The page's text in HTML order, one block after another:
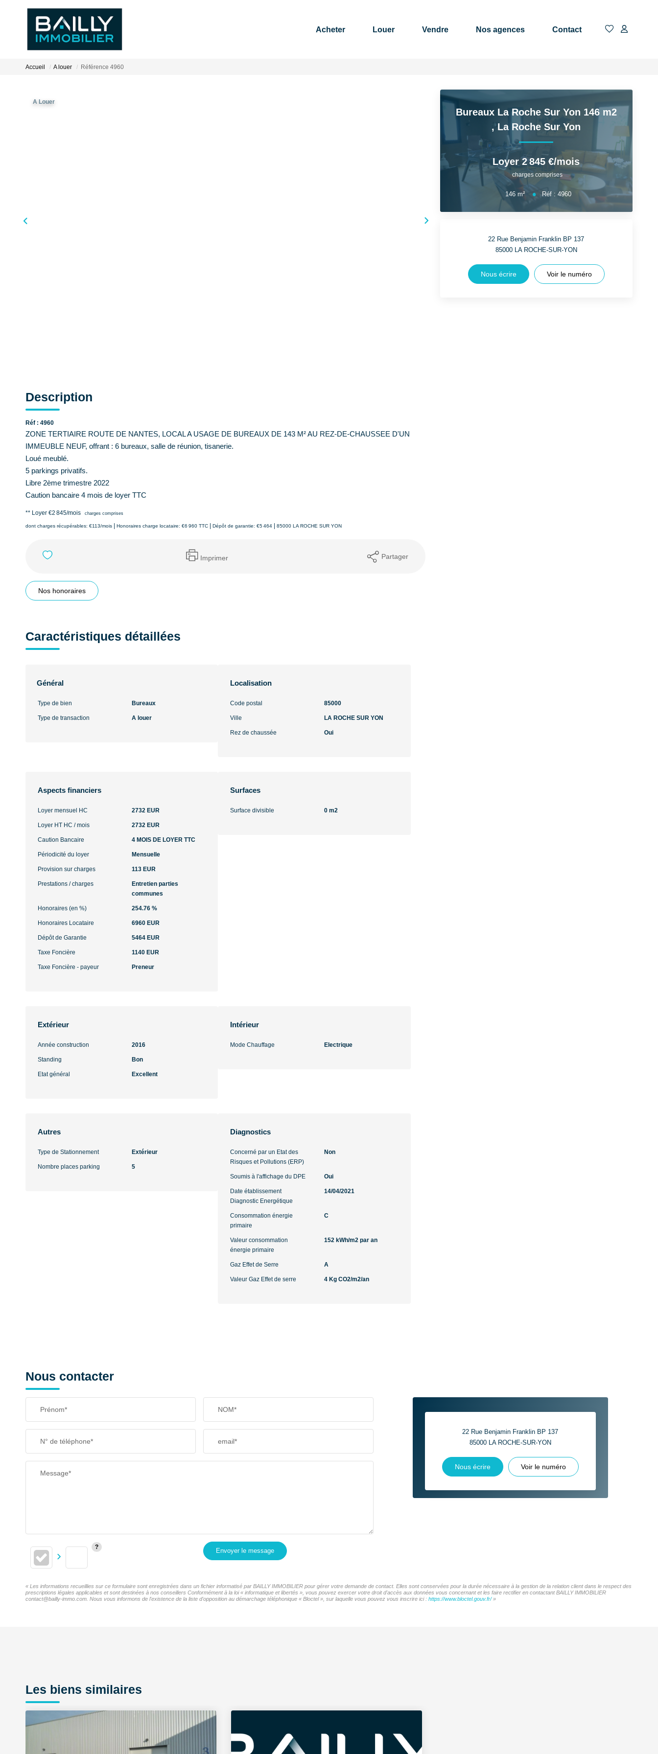
Acheter Louer Vendre Nos agences Contact
Accueil A louer Référence 4960
A Louer
Description
Réf : 4960
ZONE TERTIAIRE ROUTE DE NANTES, LOCAL A USAGE DE BUREAUX DE 143 M² AU REZ-DE-CHAUSSEE D'UN
IMMEUBLE NEUF, offrant : 6 bureaux, salle de réunion, tisanerie.
Loué meublé.
5 parkings privatifs.
Libre 2ème trimestre 2022
Caution bancaire 4 mois de loyer TTC
** Loyer €2 845/mois charges comprises
dont charges récupérables: €113/mois Honoraires charge locataire: €6 960 TTC Dépôt de garantie: €5 464 85000 LA ROCHE SUR YON
Imprimer Partager
Nos honoraires
Caractéristiques détaillées
Général
Type de bien Bureaux
Type de transaction A louer
Localisation
Code postal 85000
Ville LA ROCHE SUR YON
Rez de chaussée Oui
Aspects financiers
Loyer mensuel HC 2732 EUR
Loyer HT HC / mois 2732 EUR
Caution Bancaire 4 MOIS DE LOYER TTC
Périodicité du loyer Mensuelle
Provision sur charges 113 EUR
Prestations / charges
Entretien parties
communes
Honoraires (en %) 254.76 %
Honoraires Locataire 6960 EUR
Dépôt de Garantie 5464 EUR
Taxe Foncière 1140 EUR
Taxe Foncière - payeur Preneur
Surfaces
Surface divisible 0 m2
Extérieur
Année construction 2016
Standing Bon
Etat général Excellent
Intérieur
Mode Chauffage Electrique
Autres
Type de Stationnement Extérieur
Nombre places parking 5
Diagnostics
Concerné par un Etat des
Risques et Pollutions (ERP)
Non
Soumis à l'affichage du DPE Oui
Date établissement
Diagnostic Energétique
14/04/2021
Consommation énergie
primaire
C
Valeur consommation
énergie primaire
152 kWh/m2 par an
Gaz Effet de Serre A
Valeur Gaz Effet de serre 4 Kg CO2/m2/an
Bureaux La Roche Sur Yon 146 m2
,La Roche Sur Yon
Loyer 2 845 €/mois
charges comprises
146 m² Réf : 4960
22 Rue Benjamin Franklin BP 137
85000 LA ROCHE-SUR-YON
Nous écrire Voir le numéro
Nous contacter
Prénom* NOM*
N° de téléphone* email*
Message*
Envoyer le message
22 Rue Benjamin Franklin BP 137
85000 LA ROCHE-SUR-YON
Nous écrire Voir le numéro
« Les informations recueillies sur ce formulaire sont enregistrées dans un fichier informatisé par BAILLY IMMOBILIER pour gérer votre demande de contact. Elles sont conservées pour la durée nécessaire à la gestion de la relation client dans le respect des
prescriptions légales applicables et sont destinées à nos conseillers Conformément à la loi « informatique et libertés », vous pouvez exercer votre droit d'accès aux données vous concernant et les faire rectifier en contactant BAILLY IMMOBILIER
contact@bailly-immo.com. Nous vous informons de l'existence de la liste d'opposition au démarchage téléphonique « Bloctel », sur laquelle vous pouvez vous inscrire ici : https://www.bloctel.gouv.fr/»
Les biens similaires